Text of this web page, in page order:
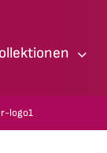
logo1